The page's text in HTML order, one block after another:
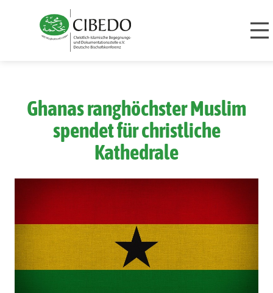
Ghanas ranghöchster Muslim
spendet für christliche
Kathedrale